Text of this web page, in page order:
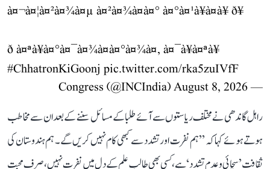
à¤¬à¤¦à¤²à¤¾à¤µ à¤²à¤¾à¤à¤° à¤°à¤¹à¥à¤à¥ ð¥
ð à¤ªà¥à¤°à¤¯à¤¾à¤à¤°à¤¾à¤, à¤¯à¥à¤ªà¥
#ChhatronKiGoonj pic.twitter.com/rka5zuIVfF
— Congress (@INCIndia)
August 8, 2026
راہل گاندھی نے مختلف ریاستوں سے آئے طلبا کے مسائل سننے کے بعد ان سے مخاطب
ہوتے ہوئے کہا کہ ’’ہم نفرت اور تشدد سے کبھی کام نہیں کریں گے۔ ہم ہندوستان کی
ثقافت ’سچائی و عدم تشدد‘ ہے، کسی بھی طالب علم کے دل میں نفرت نہیں، صرف محبت